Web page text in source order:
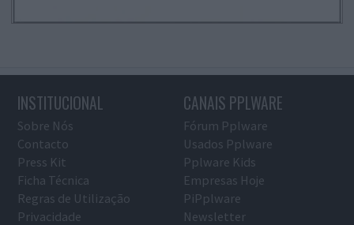
INSTITUCIONAL
Sobre Nós
Contacto
Press Kit
Ficha Técnica
Regras de Utilização
Privacidade
CANAIS PPLWARE
Fórum Pplware
Usados Pplware
Pplware Kids
Empresas Hoje
PiPplware
Newsletter